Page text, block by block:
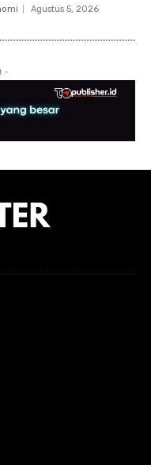
Agustus 5, 2026
-